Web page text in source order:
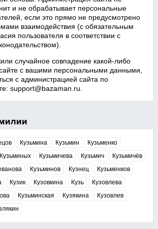
и не обрабатывает персональные
если это прямо не предусмотрено
взаимодействия (с обязательным
пользователя в соответствии с
случайное совпадение какой‑либо
с вашими персональными данными,
с администрацией сайта по
support@bazaman.ru
Кузьмина Кузьмин
Кузьменко
Кузьминых Кузьмичева Кузьмич
Кузьмичёв
Кузьминов Кузнец
Кузьменков
Кузик Кузовкина Кузь
Кузовлева
Кузьминская Кузякина
Кузовлев